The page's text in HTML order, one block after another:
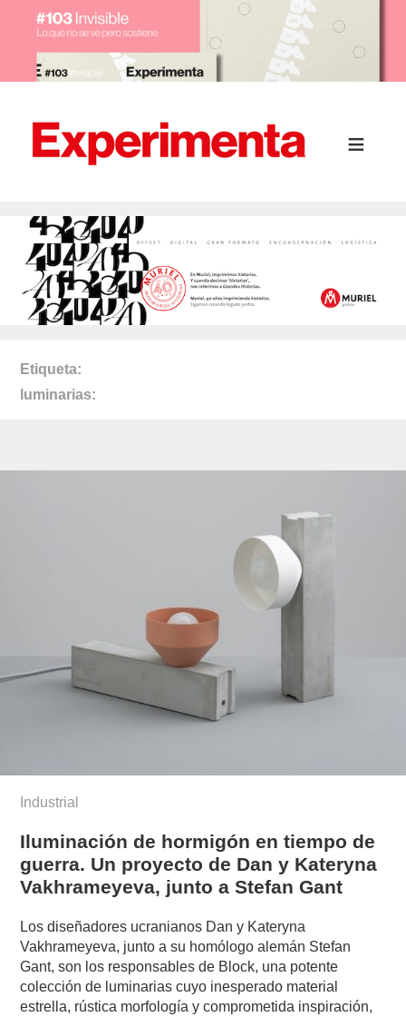
Etiqueta
luminarias
Industrial
Iluminación de hormigón en tiempo de
guerra. Un proyecto de Dan y Kateryna
Vakhrameyeva, junto a Stefan Gant
Los diseñadores ucranianos Dan y Kateryna
Vakhrameyeva, junto a su homólogo alemán Stefan
Gant, son los responsables de Block, una potente
colección de luminarias cuyo inesperado material
estrella, rústica morfología y comprometida inspiración,